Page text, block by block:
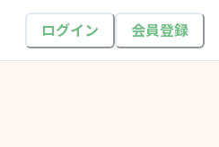
ログイン 会員登録